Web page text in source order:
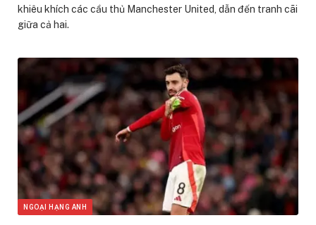
khiêu khích các cầu thủ Manchester United, dẫn đến tranh cãi
giữa cả hai.
NGOẠI HẠNG ANH